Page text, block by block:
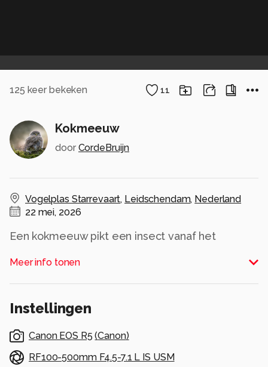
125 keer bekeken 11
Kokmeeuw
door CordeBruijn
Vogelplas Starrevaart, Leidschendam, Nederland
22 mei, 2026
Een kokmeeuw pikt een insect vanaf het
Meer info tonen
Instellingen
Canon EOS R5 (Canon)
RF100-500mm F4.5-7.1 L IS USM